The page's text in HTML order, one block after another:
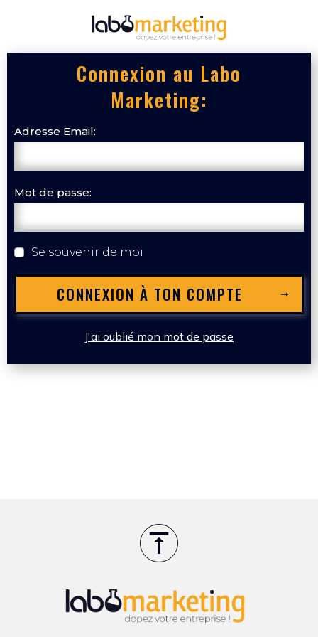
Connexion au Labo
Marketing:
Adresse Email:
Mot de passe:
Se souvenir de moi
CONNEXION À TON COMPTE
J'ai oublié mon mot de passe